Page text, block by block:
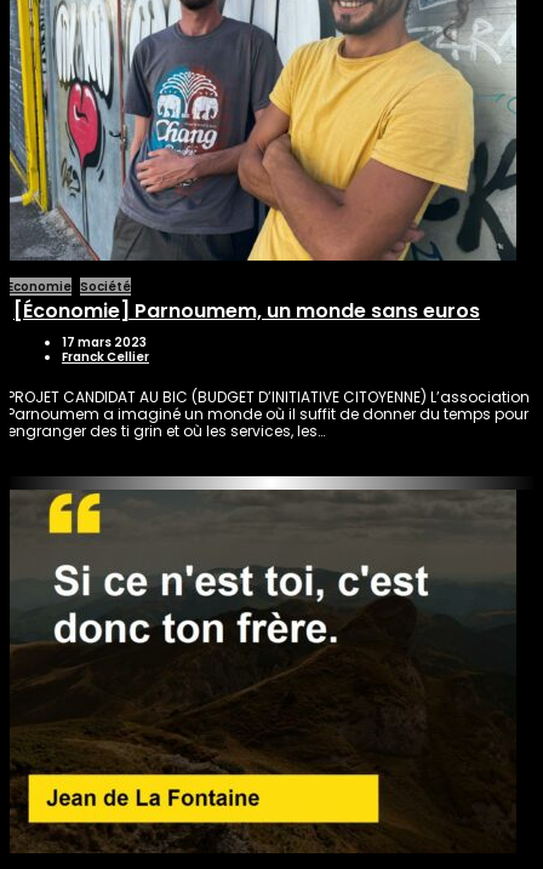
Economie Société
[Économie] Parnoumem, un monde sans euros
17 mars 2023
Franck Cellier
PROJET CANDIDAT AU BIC (BUDGET D’INITIATIVE CITOYENNE) L’association
Parnoumem a imaginé un monde où il suffit de donner du temps pour
engranger des ti grin et où les services, les…